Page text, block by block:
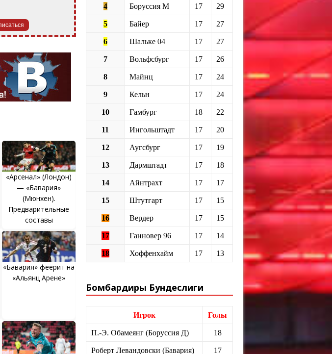
«Арсенал» (Лондон)
— «Бавария»
(Мюнхен).
Предварительные
составы
«Бавария» феерит на
«Альянц Арене»
4 Боруссия М 17 29
5 Байер 17 27
6 Шальке 04 17 27
7 Вольфсбург 17 26
8 Майнц 17 24
9 Кельн 17 24
10 Гамбург 18 22
11 Ингольштадт 17 20
12 Аугсбург 17 19
13 Дармштадт 17 18
14 Айнтрахт 17 17
15 Штутгарт 17 15
16 Вердер 17 15
17 Ганновер 96 17 14
18 Хоффенхайм 17 13
Бомбардиры Бундеслиги
Игрок Голы
П.-Э. Обамеянг (Боруссия Д) 18
Роберт Левандовски (Бавария) 17